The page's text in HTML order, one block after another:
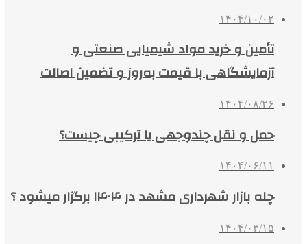
۱۴۰۴/۱۰/۰۲
تأمین و خرید مواد شیمیایی صنعتی و
آزمایشگاهی با قیمت به‌روز و تضمین اصالت
۱۴۰۴/۰۸/۲۶
حمل و نقل چندوجهی یا ترکیبی چیست؟
۱۴۰۴/۰۶/۱۱
چله بازار شهرداری مشهد در ۱۴۰۴ برگزار میشود ؟
۱۴۰۴/۰۳/۱۵